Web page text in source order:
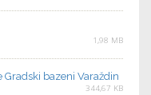
1,98 MB
bazeni Varaždin
344,67 KB